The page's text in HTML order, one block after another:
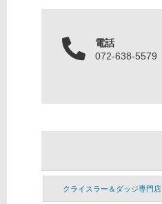
電話
072-638-5579
クライスラー＆ダッジ専門店